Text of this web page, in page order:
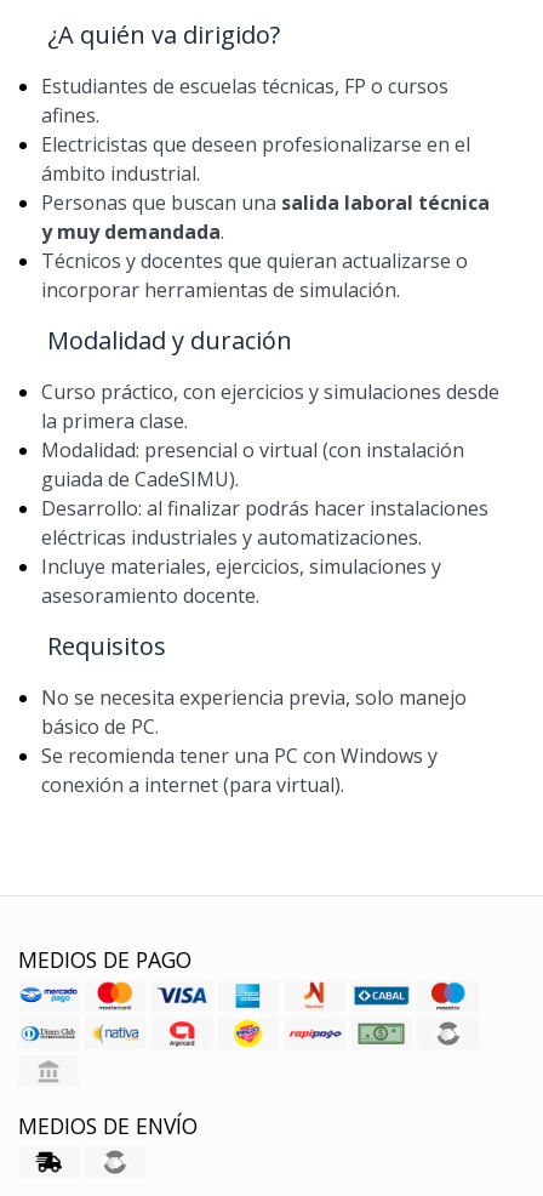
¿A quién va dirigido?
Estudiantes de escuelas técnicas, FP o cursos
afines.
Electricistas que deseen profesionalizarse en el
ámbito industrial.
Personas que buscan una salida laboral técnica
y muy demandada.
Técnicos y docentes que quieran actualizarse o
incorporar herramientas de simulación.
Modalidad y duración
Curso práctico, con ejercicios y simulaciones desde
la primera clase.
Modalidad: presencial o virtual (con instalación
guiada de CadeSIMU).
Desarrollo: al finalizar podrás hacer instalaciones
eléctricas industriales y automatizaciones.
Incluye materiales, ejercicios, simulaciones y
asesoramiento docente.
Requisitos
No se necesita experiencia previa, solo manejo
básico de PC.
Se recomienda tener una PC con Windows y
conexión a internet (para virtual).
MEDIOS DE PAGO
MEDIOS DE ENVÍO